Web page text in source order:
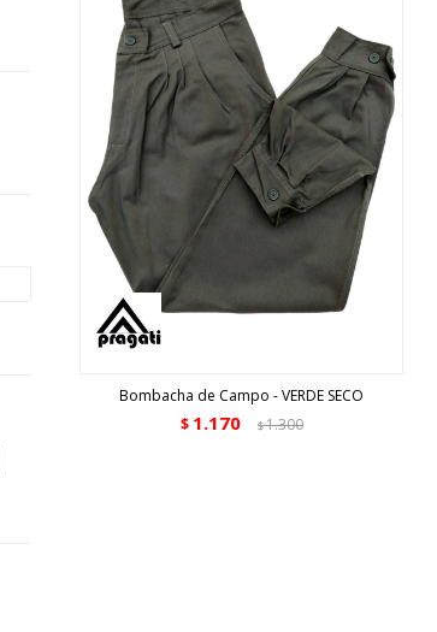
Bombacha de Campo - VERDE SECO
$ 1.170 $1.300